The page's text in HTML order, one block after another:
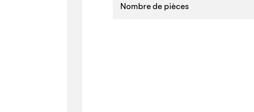
Nombre de pièces